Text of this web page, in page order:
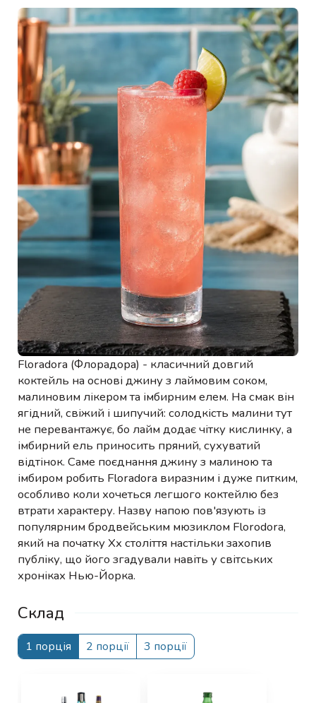
Floradora (Флорадора) - класичний довгий
коктейль на основі джину з лаймовим соком,
малиновим лікером та імбирним елем. На смак він
ягідний, свіжий і шипучий: солодкість малини тут
не перевантажує, бо лайм додає чітку кислинку, а
імбирний ель приносить пряний, сухуватий
відтінок. Саме поєднання джину з малиною та
імбиром робить Floradora виразним і дуже питким,
особливо коли хочеться легшого коктейлю без
втрати характеру. Назву напою пов'язують із
популярним бродвейським мюзиклом Florodora,
який на початку Хх століття настільки захопив
публіку, що його згадували навіть у світських
хроніках Нью-Йорка.
Склад
1 порція 2 порції 3 порції